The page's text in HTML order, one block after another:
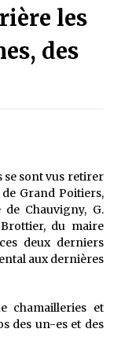
les
des
se sont vus retirer
Grand Poitiers,
Chauvigny, G.
du maire
deux derniers
aux dernières
chamailleries et
des un-es et des